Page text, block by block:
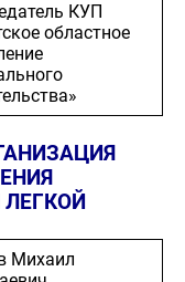
КУП
областное
Михаил